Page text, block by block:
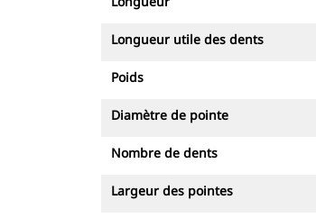
Longueur utile des dents
Poids
Diamètre de pointe
Nombre de dents
Largeur des pointes